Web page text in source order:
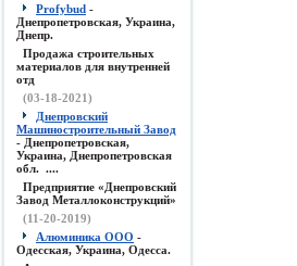
Profybud -
Днепропетровская, Украина,
Днепр.
Продажа строительных
материалов для внутренней
отд
(03-18-2021)
Днепровский
Машиностроительный Завод
- Днепропетровская,
Украина, Днепропетровская
обл. ....
Предприятие «Днепровский
Завод Металлоконструкций»
(11-20-2019)
Алюминика ООО -
Одесская, Украина, Одесса.